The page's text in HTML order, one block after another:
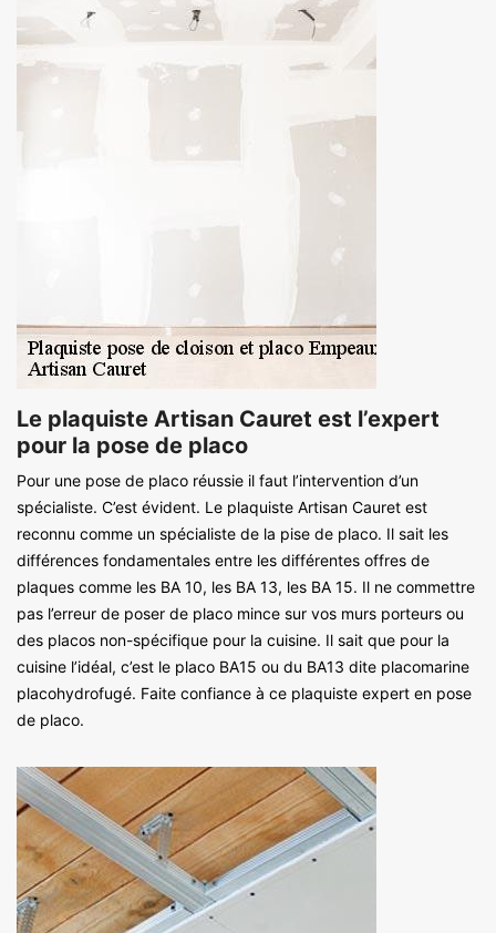
Le plaquiste Artisan Cauret est l’expert
pour la pose de placo
Pour une pose de placo réussie il faut l’intervention d’un
spécialiste. C’est évident. Le plaquiste Artisan Cauret est
reconnu comme un spécialiste de la pise de placo. Il sait les
différences fondamentales entre les différentes offres de
plaques comme les BA 10, les BA 13, les BA 15. Il ne commettre
pas l’erreur de poser de placo mince sur vos murs porteurs ou
des placos non-spécifique pour la cuisine. Il sait que pour la
cuisine l’idéal, c’est le placo BA15 ou du BA13 dite placomarine
placohydrofugé. Faite confiance à ce plaquiste expert en pose
de placo.